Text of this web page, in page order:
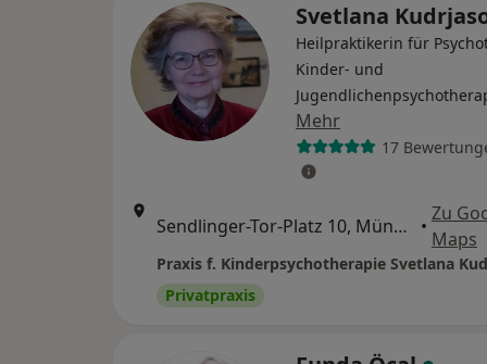
Svetlana
Heilpraktikerin für
Kinder- und
Mehr
17
Sendlinger-Tor-Platz 10, München •
Zu
Maps
Privatpraxis